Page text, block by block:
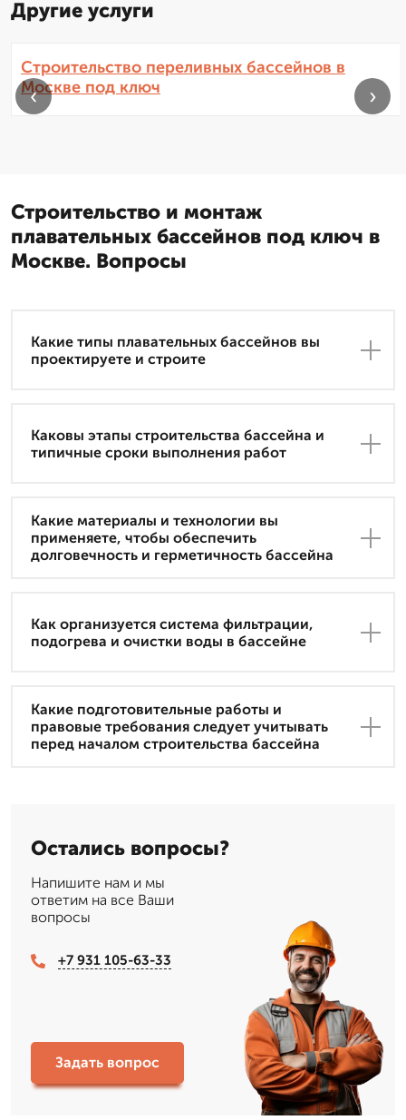
Другие услуги
Строительство переливных бассейнов в
Москве под ключ
‹ ›
Строительство и монтаж
плавательных бассейнов под ключ в
Москве. Вопросы
Какие типы плавательных бассейнов вы
проектируете и строите
Каковы этапы строительства бассейна и
типичные сроки выполнения работ
Какие материалы и технологии вы
применяете, чтобы обеспечить
долговечность и герметичность бассейна
Как организуется система фильтрации,
подогрева и очистки воды в бассейне
Какие подготовительные работы и
правовые требования следует учитывать
перед началом строительства бассейна
Остались вопросы?
Напишите нам и мы
ответим на все Ваши
вопросы
+7 931 105-63-33
Задать вопрос